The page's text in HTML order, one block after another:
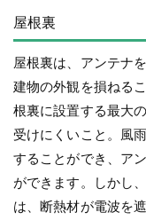
屋根裏
屋根裏は、アンテナ
建物の外観を損ねる
根裏に設置する最大
受けにくいこと。風
することができ、ア
ができます。しかし
は、断熱材が電波を